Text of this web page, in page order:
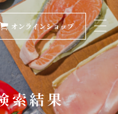
オンラインショップ
索結果